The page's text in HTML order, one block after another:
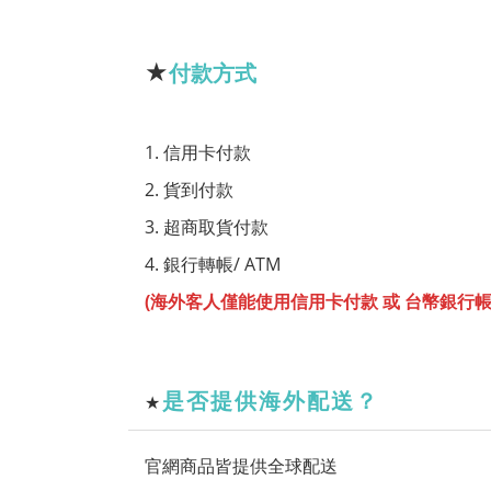
★付款方式
1. 信用卡付款
2. 貨到付款
3. 超商取貨付款
4. 銀行轉帳/ ATM
(海外客人僅能使用信用卡付款 或 台幣銀行
★是否提供海外配送？
官網商品皆提供全球配送